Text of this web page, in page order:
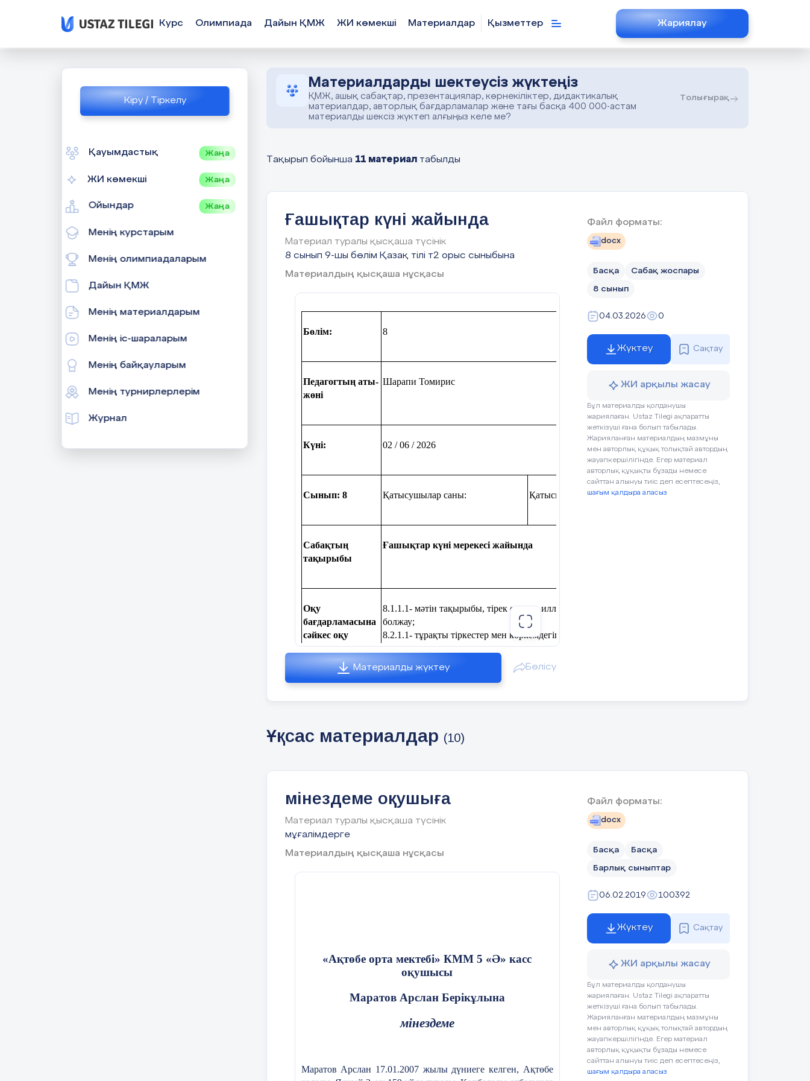
Кіру / Тіркелу
Қауымдастық Жаңа
ЖИ көмекші Жаңа
Ойындар Жаңа
Менің курстарым
Менің олимпиадаларым
Дайын ҚМЖ
Менің материалдарым
Менің іс-шараларым
Менің байқауларым
Менің турнирлерлерім
Журнал
Курс Олимпиада Дайын ҚМЖ ЖИ көмекші Материалдар Қызметтер Жариялау
Материалдарды шектеусіз жүктеңіз
ҚМЖ, ашық сабақтар, презентациялар, көрнекіліктер, дидактикалық
материалдар, авторлық бағдарламалар және тағы басқа 400 000-астам
материалды шексіз жүктеп алғыңыз келе ме?
Толығырақ
Тақырып бойынша 11 материал табылды
Ғашықтар күні жайында
Материал туралы қысқаша түсінік
8 сынып 9-шы бөлім Қазақ тілі т2 орыс сыныбына
Материалдың қысқаша нұсқасы
Бөлім: 8
Педагогтың аты-
жөні
Шарапи Томирис
Күні: 02 / 06 / 2026
Сынып: 8 Қатысушылар саны: Қатыспағандар саны:
Сабақтың
тақырыбы
Ғашықтар күні мерекесі жайында
Оқу
бағдарламасына
сәйкес оқу
мақсаттары
8.1.1.1- мәтін тақырыбы, тірек сөздер, иллюстрациялар арқылы көтеретін мәселені
болжау;
8.2.1.1- тұрақты тіркестер мен көркемдегіш құралдарды қолданып, ауызша мәтіндер
құрау;
Сабақтың кезеңі
/ уақыты
Мұғалімнің әрекеті Оқушының әрекеті Бағалау
Оқушылар сабаққа
дайындалады.
ҚБ «Мадақтау
сэндвичі»
әдісі арқылы
бағалау.
ортасы (25
Мәтінмен жұмыс: Ғашықтар күні
мерекесі жайында (5 минут)
- Мәтінді оқу;
Оқушылар мәтінді
ҚБ «Алақан-
жұлдыз»
әдісімен
бағалау.
компьютер,
оқушының
жұмыс
дәптері.
Материалды жүктеу Бөлісу
Файл форматы:
docx
Басқа Сабақ жоспары
8 сынып
04.03.2026 0
Жүктеу Сақтау
ЖИ арқылы жасау
Бұл материалды қолданушы
жариялаған. Ustaz Tilegi ақпаратты
жеткізуші ғана болып табылады.
Жарияланған материалдың мазмұны
мен авторлық құқық толықтай автордың
жауапкершілігінде. Егер материал
авторлық құқықты бұзады немесе
сайттан алынуы тиіс деп есептесеңіз,
шағым қалдыра аласыз
Ұқсас материалдар (10)
мінездеме оқушыға
Материал туралы қысқаша түсінік
мұғалімдерге
Материалдың қысқаша нұсқасы
«Ақтөбе орта мектебі» КММ 5 «Ә» касс
оқушысы
Маратов Арслан Берікұлына
мінездеме
Маратов Арслан 17.01.2007 жылы дүниеге келген, Ақтөбе
Файл форматы:
docx
Басқа Басқа
Барлық сыныптар
06.02.2019 100392
Жүктеу Сақтау
ЖИ арқылы жасау
Бұл материалды қолданушы
жариялаған. Ustaz Tilegi ақпаратты
жеткізуші ғана болып табылады.
Жарияланған материалдың мазмұны
мен авторлық құқық толықтай автордың
жауапкершілігінде. Егер материал
авторлық құқықты бұзады немесе
сайттан алынуы тиіс деп есептесеңіз,
шағым қалдыра аласыз